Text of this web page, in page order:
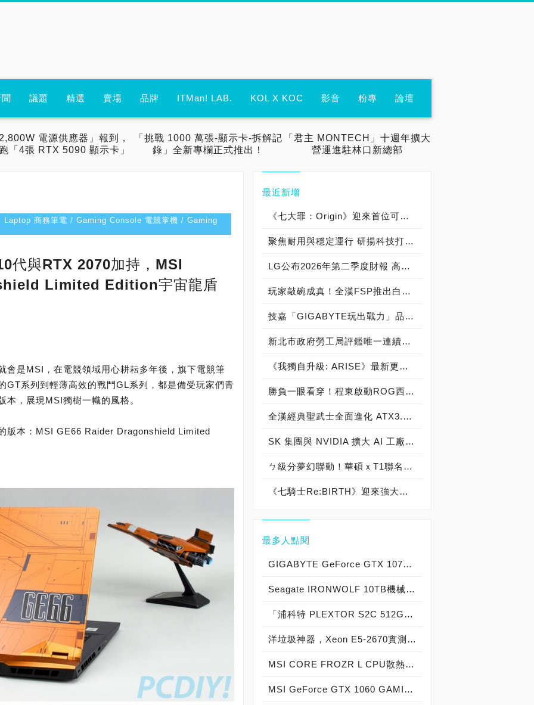
議題 精選 賣場 品牌 ITMan! LAB. KOL X KOC 影音 粉專 論壇
電源供應器」報到，
「4張 RTX 5090 顯示卡」
「挑戰 1000 萬張-顯示卡-拆解記
錄」全新專欄正式推出！
「君主 MONTECH」十週年擴大
營運進駐林口新總部
商務筆電 / Gaming Console 電競掌機 / Gaming
代與RTX 2070加持，MSI
Limited Edition宇宙龍盾
會是MSI，在電競領域用心耕耘多年後，旗下電競筆
GT系列到輕薄高效的戰鬥GL系列，都是備受玩家們青
本，展現MSI獨樹一幟的風格。
版本：MSI GE66 Raider Dragonshield Limited
最近新增
《七大罪：Origin》迎來首位可遊玩十誡角色「德里艾利」
聚焦耐用與穩定運行 研揚科技打造新一代 COM Express Type 6 模組
LG公布2026年第二季度財報 高附加價值產品銷售成長與成本競爭力提升，營業獲利年增 147%
玩家敲碗成真！全漢FSP推出白色 VITA PM MIT 1000W 靜音電源純白上市！ MIT 白金電源首度披上純白戰袍，支援 ATX 3.1、PCIe 5.1，10年保固！
技嘉「GIGABYTE玩出戰力」品牌活動8/3讓玩家「找到專屬配備」
新北市政府勞工局評鑑唯一連續三年獲獎企業！ 宏正三度榮膺新北市政府<友善移工企業>殊榮
《我獨自升級: ARISE》最新更新 成振宇覺醒闇影君主繼承者
勝負一眼看穿！程東啟動ROG西風之神 雙螢幕AI致勝全局
全漢經典聖武士全面進化 ATX3.1，價格不變！FSP VIC BD+ 電競入門最強銅牌電源！ ATX 3.1、全新壓紋線材、登錄享 5 年保固，打造新世代入門電競首選
SK 集團與 NVIDIA 擴大 AI 工廠與次世代記憶體策略合作 規模逾 5,000 億美元的 NVIDIA-SK AI 計畫（NVIDIA-SK AI Initiative）， 涵蓋 SK Telecom 最高達 2GW 的 AI 工廠，以及與 SK 海力士的長期 AI 記憶體合作
ㄅ級分夢幻聯動！華碩ｘT1聯名顯示卡全台盛大開賣
《七騎士Re:BIRTH》迎來強大的全新英雄[天劍]宣嵐 同步推出韓國主題劇情
最多人點閱
GIGABYTE GeForce GTX 1070 Xtreme Gaming實測開箱，電競級顯示卡中的頂尖之作！
Seagate IRONWOLF 10TB機械硬碟實測開箱，氦氣填充那嘶狼守護者NAS HDD
「浦科特 PLEXTOR S2C 512GB SSD」實測開箱，超值型固態硬碟中的優質好貨！
洋垃圾神器，Xeon E5-2670實測開箱大作戰！
MSI CORE FROZR L CPU散熱器實測開箱，微星電競產品再添新兵
MSI GeForce GTX 1060 GAMING X 6G實測開箱，玩家級電競顯示卡中的神兵利器！